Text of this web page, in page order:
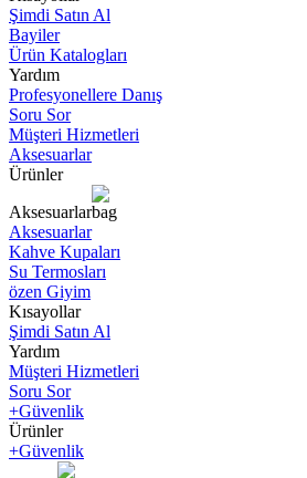
Şimdi Satın Al
Bayiler
Ürün Katalogları
Yardım
Profesyonellere Danış
Soru Sor
Müşteri Hizmetleri
Aksesuarlar
Ürünler
Aksesuarlar
Aksesuarlar
Kahve Kupaları
Su Termosları
özen Giyim
Kısayollar
Şimdi Satın Al
Yardım
Müşteri Hizmetleri
Soru Sor
+Güvenlik
Ürünler
+Güvenlik